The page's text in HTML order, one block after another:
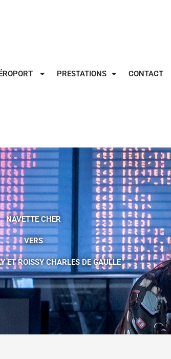
PRESTATIONS CONTACT
NAVETTE CHER
VERS
ET ROISSY CHARLES DE GAULLE